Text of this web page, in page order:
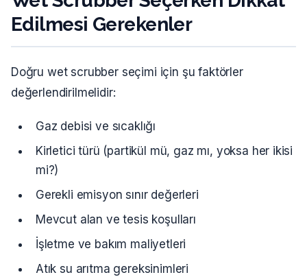
Edilmesi Gerekenler
Doğru wet scrubber seçimi için şu faktörler
değerlendirilmelidir:
Gaz debisi ve sıcaklığı
Kirletici türü (partikül mü, gaz mı, yoksa her ikisi
mi?)
Gerekli emisyon sınır değerleri
Mevcut alan ve tesis koşulları
İşletme ve bakım maliyetleri
Atık su arıtma gereksinimleri